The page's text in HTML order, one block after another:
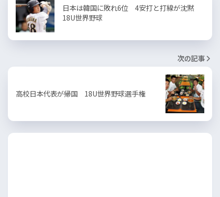
日本は韓国に敗れ6位 4安打と打線が沈黙
18U世界野球
次の記事
高校日本代表が帰国 18U世界野球選手権